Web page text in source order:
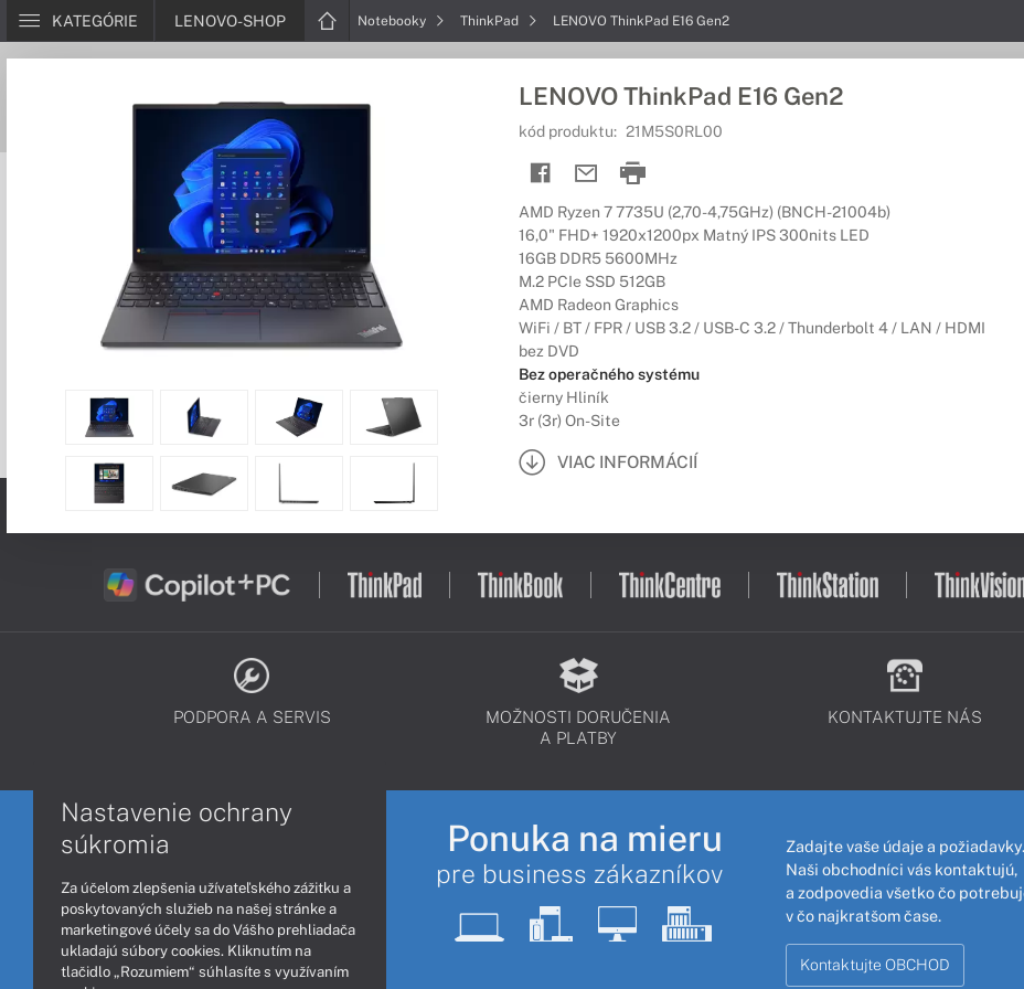
KATEGÓRIE LENOVO-SHOP Notebooky ThinkPad LENOVO ThinkPad E16 Gen2
LENOVO ThinkPad E16 Gen2
kód produktu: 21M5S0RL00
AMD Ryzen 7 7735U (2,70-4,75GHz) (BNCH-21004b)
16,0" FHD+ 1920x1200px Matný IPS 300nits LED
16GB DDR5 5600MHz
M.2 PCIe SSD 512GB
AMD Radeon Graphics
WiFi / BT / FPR / USB 3.2 / USB-C 3.2 / Thunderbolt 4 / LAN / HDMI
bez DVD
Bez operačného systému
čierny Hliník
3r (3r) On-Site
VIAC INFORMÁCIÍ
PODPORA A SERVIS
MOŽNOSTI DORUČENIA
A PLATBY
KONTAKTUJTE NÁS
Ponuka na mieru
pre business zákazníkov
Zadajte vaše údaje a požiadavky.
Naši obchodníci vás kontaktujú,
a zodpovedia všetko čo
v čo najkratšom čase.
Kontaktujte OBCHOD
Nastavenie ochrany
súkromia
Za účelom zlepšenia užívateľského zážitku a
poskytovaných služieb na našej stránke a
marketingové účely sa do Vášho prehliadača
ukladajú súbory cookies. Kliknutím na
tlačidlo „Rozumiem“ súhlasíte s využívaním